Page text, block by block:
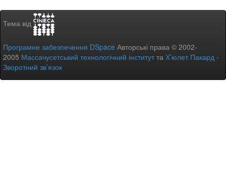
Тема від
Програмне забезпечення DSpace Авторські права © 2002-
2005 Массачусетський технологічний інститутта Х’юлет Пакард -
Зворотний зв’язок